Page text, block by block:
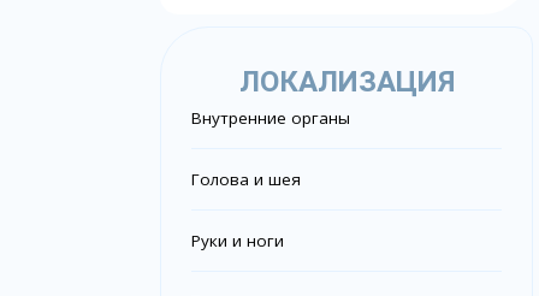
ЛОКАЛИЗАЦИЯ
Внутренние органы
Голова и шея
Руки и ноги